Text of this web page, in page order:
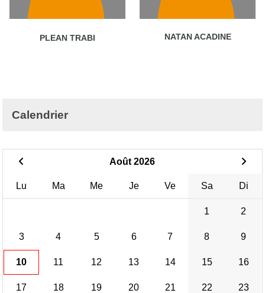
PLEAN TRABI NATAN ACADINE
Calendrier
Août 2026
Lu Ma Me Je Ve Sa Di
1 2
3 4 5 6 7 8 9
10 11 12 13 14 15 16
17 18 19 20 21 22 23